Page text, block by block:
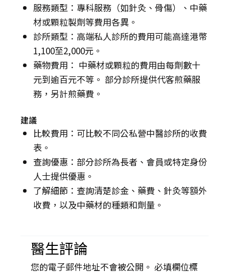
服務類型：專科服務（如針灸、骨傷）、中藥
材或顆粒製劑等費用各異。
診所類型：高端私人診所的費用可能高達港幣
1,100至2,000元。
藥物費用： 中藥材或顆粒的費用由每劑數十
元到逾百元不等。 部分診所提供代客煎藥服
務，另計煎藥費。
建議
比較費用：可比較不同公私營中醫診所的收費
表。
查詢優惠：部分診所為長者、會員或特定身份
人士提供優惠。
了解細節：查詢清楚診金、藥費、針灸等額外
收費，以及中藥材的種類和劑量。
醫生評論
您的電子郵件地址不會被公開。 必填欄位標